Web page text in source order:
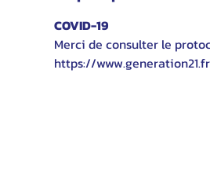
COVID-19
Merci de consulter le
https://